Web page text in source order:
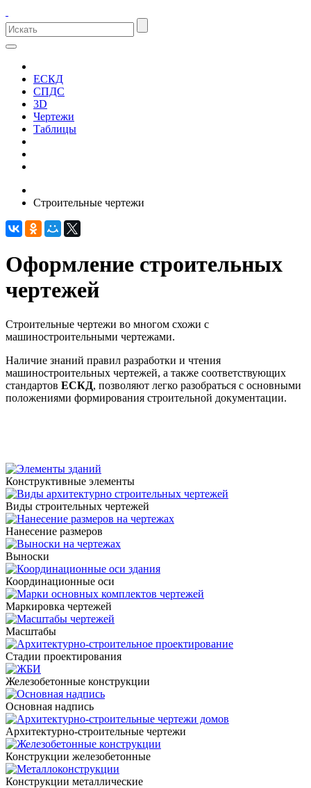
ЕСКД
СПДС
3D
Чертежи
Таблицы
Строительные чертежи
Оформление строительных
чертежей
Строительные чертежи во многом схожи с
машиностроительными чертежами.
Наличие знаний правил разработки и чтения
машиностроительных чертежей, а также соответствующих
стандартов ЕСКД, позволяют легко разобраться с основными
положениями формирования строительной документации.
Конструктивные элементы
Виды строительных чертежей
Нанесение размеров
Выноски
Координационные оси
Маркировка чертежей
Масштабы
Стадии проектирования
Железобетонные конструкции
Основная надпись
Архитектурно-строительные чертежи
Конструкции железобетонные
Конструкции металлические